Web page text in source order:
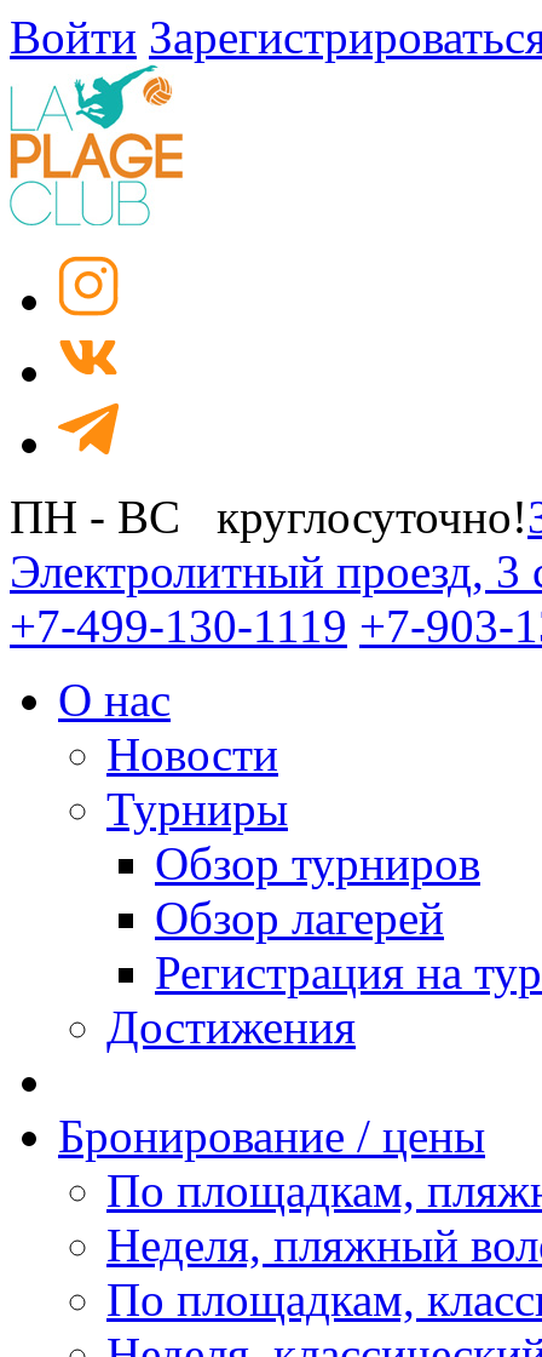
Войти
ПН - ВС круглосуточно!
Электролитный проезд, 3
+7-499-130-1119 +7-903-
О нас
Новости
Турниры
Обзор турниров
Обзор лагерей
Регистрация на
Достижения
Бронирование / цены
По площадкам,
Неделя, пляжный
По площадкам,